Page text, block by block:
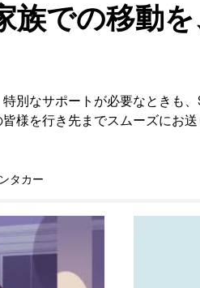
族での移動
別なサポートが必要なときも
様を行き先までスムーズにお送
タカー